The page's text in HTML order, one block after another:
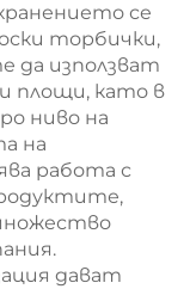
се
торбички,
да използват
площи, като в
ниво на
на
работа с
дават